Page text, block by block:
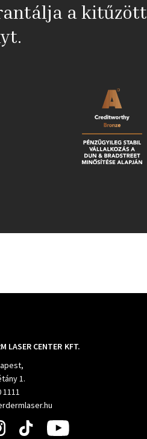
a kitűzött
LASER CENTER KFT.
1.
1111